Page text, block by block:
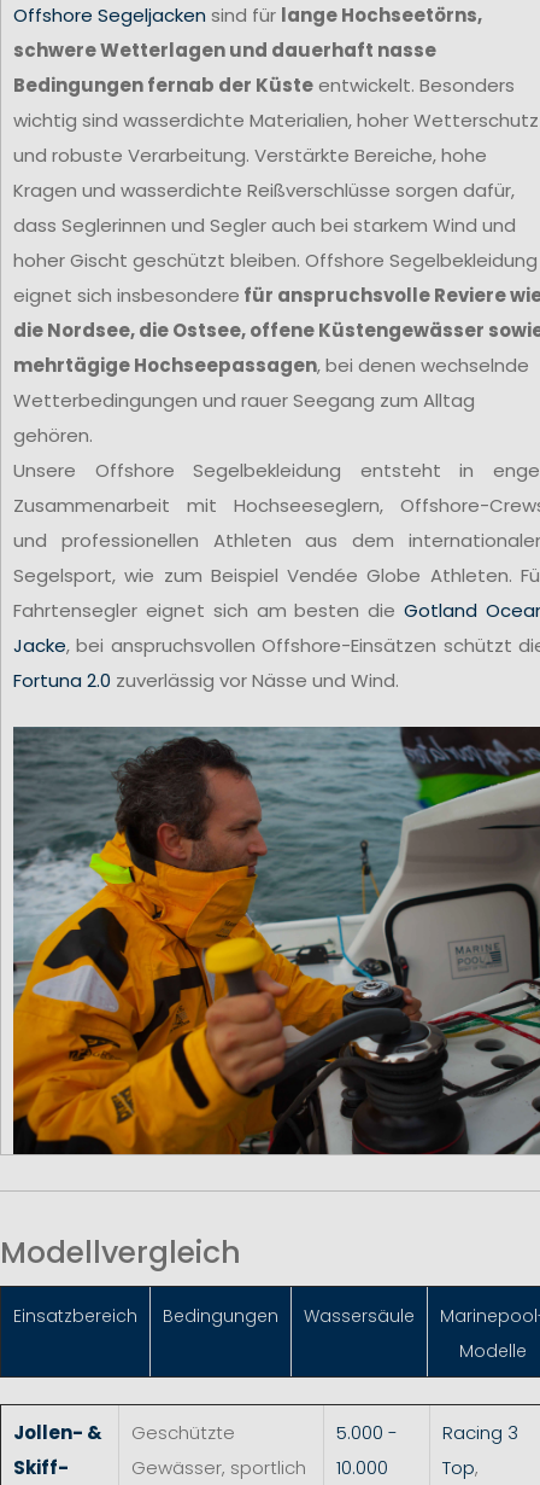
Offshore Segeljacken sind für lange Hochseetörns,
schwere Wetterlagen und dauerhaft nasse
Bedingungen fernab der Küsteentwickelt. Besonders
wichtig sind wasserdichte Materialien, hoher Wetterschutz
und robuste Verarbeitung. Verstärkte Bereiche, hohe
Kragen und wasserdichte Reißverschlüsse sorgen dafür,
dass Seglerinnen und Segler auch bei starkem Wind und
hoher Gischt geschützt bleiben. Offshore Segelbekleidung
eignet sich insbesondere für anspruchsvolle Reviere
die Nordsee, die Ostsee, offene Küstengewässer
mehrtägige Hochseepassagen, bei denen wechselnde
Wetterbedingungen und rauer Seegang zum Alltag
gehören.
Unsere Offshore Segelbekleidung entsteht in
Zusammenarbeit mit Hochseeseglern, Offshore-
und professionellen Athleten aus dem
Segelsport, wie zum Beispiel Vendée Globe Athleten.
Fahrtensegler eignet sich am besten dieGotland
Jacke, bei anspruchsvollen Offshore-Einsätzen schützt
Fortuna 2.0 zuverlässig vor Nässe und Wind.
Modellvergleich
Einsatzbereich Bedingungen Wassersäule
Modelle
Jollen- &
Skiff-
Geschützte
Gewässer, sportlich
5.000 -
10.000
Racing 3
Top,